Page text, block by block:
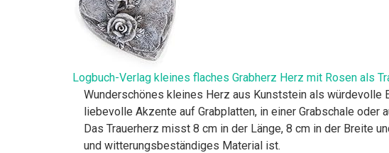
Logbuch-Verlag kleines flaches Grabherz Herz mit Rosen als
Wunderschönes kleines Herz aus Kunststein als
liebevolle Akzente auf Grabplatten, in einer Grabschale oder
Das Trauerherz misst 8 cm in der Länge, 8 cm in der Breite
und witterungsbeständiges Material ist.